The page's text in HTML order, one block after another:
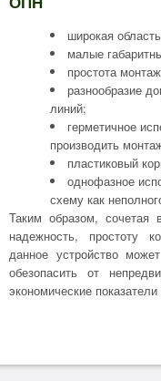
широкая
малые
простота
разнообразие
линий;
герметичное
производить
пластиковый
однофазное
схему как
Таким образом, сочетая
надежность, простоту
данное устройство
обезопасить от
экономические